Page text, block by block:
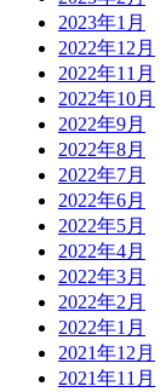
2023年1月
2022年12月
2022年11月
2022年10月
2022年9月
2022年8月
2022年7月
2022年6月
2022年5月
2022年4月
2022年3月
2022年2月
2022年1月
2021年12月
2021年11月